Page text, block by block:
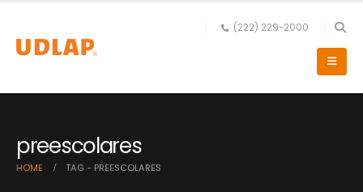
(222) 229-2000
preescolares
HOME TAG - PREESCOLARES